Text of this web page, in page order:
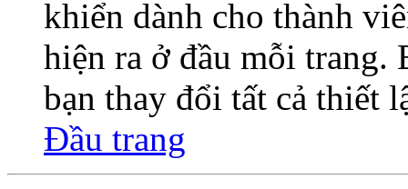
khiển dành cho thành
hiện ra ở đầu mỗi trang.
bạn thay đổi tất cả thiết
Đầu trang